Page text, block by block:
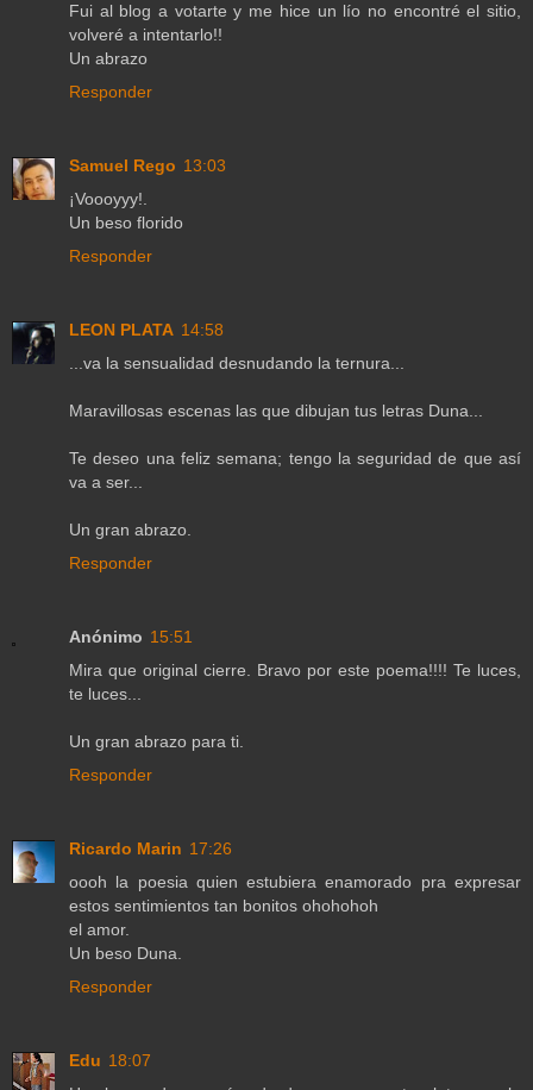
Fui al blog a votarte y me hice un lío no encontré el sitio,
volveré a intentarlo!!
Un abrazo
Responder
Samuel Rego 13:03
¡Voooyyy!.
Un beso florido
Responder
LEON PLATA 14:58
...va la sensualidad desnudando la ternura...
Maravillosas escenas las que dibujan tus letras Duna...
Te deseo una feliz semana; tengo la seguridad de que así
va a ser...
Un gran abrazo.
Responder
Anónimo 15:51
Mira que original cierre. Bravo por este poema!!!! Te luces,
te luces...
Un gran abrazo para ti.
Responder
Ricardo Marin 17:26
oooh la poesia quien estubiera enamorado pra expresar
estos sentimientos tan bonitos ohohohoh
el amor.
Un beso Duna.
Responder
Edu 18:07